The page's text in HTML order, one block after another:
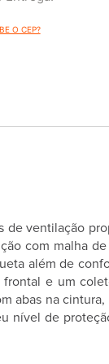
O CEP?
de ventilação
com malha
além de
e um
abas na
nível de